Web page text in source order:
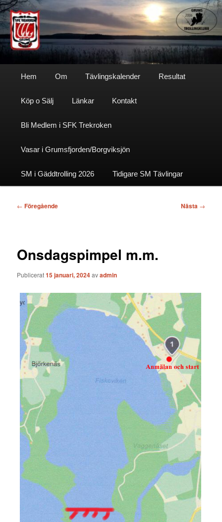
Hoppa
till
primärt
innehållSfktrekroken
Hem Om Tävlingskalender Resultat
Köp o Sälj Länkar Kontakt
Bli Medlem i SFK Trekroken
Vasar i Grumsfjorden/Borgviksjön
SM i Gäddtrolling 2026 Tidigare SM Tävlingar
Inläggsnavigering
← Föregående Nästa →
Onsdagspimpel m.m.
Publicerat15 januari, 2024avadmin